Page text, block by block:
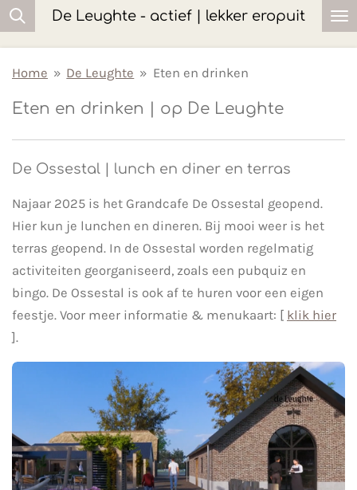
Ga
hoofdinhoud
De Leughte - actief | lekker eropuit
Home » De Leughte » Eten en drinken
Eten en drinken | op De Leughte
De Ossestal | lunch en diner en terras
Najaar 2025 is het Grandcafe De Ossestal geopend.
Hier kun je lunchen en dineren. Bij mooi weer is het
terras geopend. In de Ossestal worden regelmatig
activiteiten georganiseerd, zoals een pubquiz en
bingo. De Ossestal is ook af te huren voor een eigen
feestje. Voor meer informatie & menukaart: [ klik hier
].